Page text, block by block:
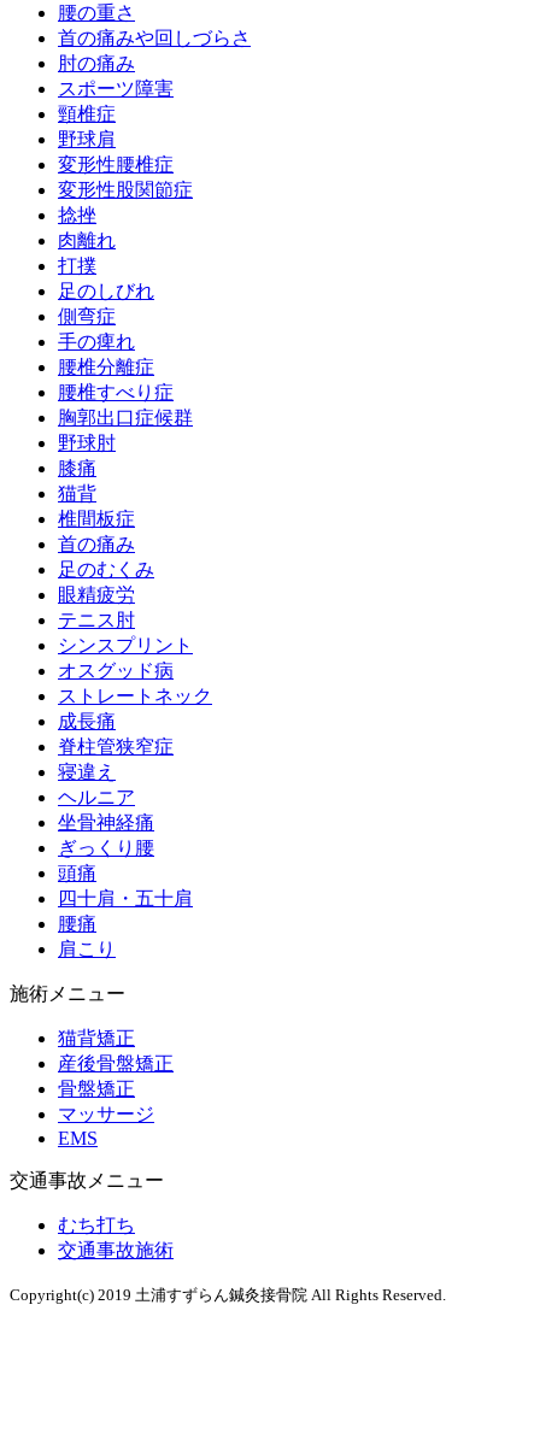
腰の重さ
首の痛みや回しづらさ
肘の痛み
スポーツ障害
頸椎症
野球肩
変形性腰椎症
変形性股関節症
捻挫
肉離れ
打撲
足のしびれ
側弯症
手の痺れ
腰椎分離症
腰椎すべり症
胸郭出口症候群
野球肘
膝痛
猫背
椎間板症
首の痛み
足のむくみ
眼精疲労
テニス肘
シンスプリント
オスグッド病
ストレートネック
成長痛
脊柱管狭窄症
寝違え
ヘルニア
坐骨神経痛
ぎっくり腰
頭痛
四十肩・五十肩
腰痛
肩こり
施術メニュー
猫背矯正
産後骨盤矯正
骨盤矯正
マッサージ
EMS
交通事故メニュー
むち打ち
交通事故施術
Copyright(c) 2019 土浦すずらん鍼灸接骨院 All Rights Reserved.